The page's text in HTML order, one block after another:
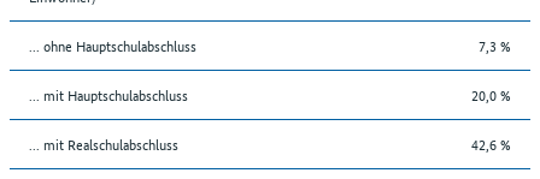
... ohne Hauptschulabschluss 7,3 %
... mit Hauptschulabschluss 20,0 %
... mit Realschulabschluss 42,6 %